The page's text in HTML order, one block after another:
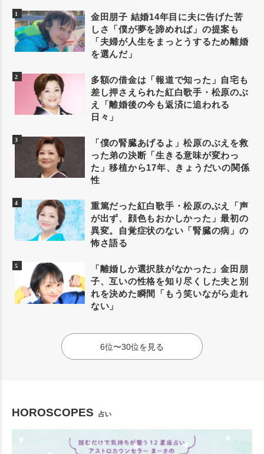
金田朋子 結婚14年目に夫に告げた苦
しさ「僕が夢を諦めれば」の提案も
「夫婦が人生をまっとうするため離婚
を選んだ」
多額の借金は「報道で知った」自宅も
差し押さえられた紅白歌手・松原のぶ
え「離婚後の今も返済に追われる
日々」
「僕の腎臓あげるよ」松原のぶえを救
った弟の決断「生きる意味が変わっ
た」移植から17年、きょうだいの関係
性
重篤だった紅白歌手・松原のぶえ「声
が出ず、顔色もおかしかった」最初の
異変。自覚症状のない「腎臓の病」の
怖さ語る
「離婚しか選択肢がなかった」金田朋
子、互いの性格を知り尽くした夫と別
れを決めた瞬間「もう笑いながら走れ
ない」
6位〜30位を見る
HOROSCOPES 占い